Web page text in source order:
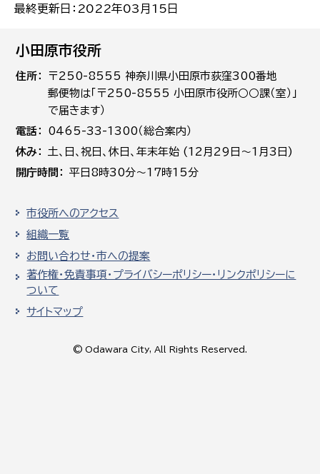
最終更新日：2022年03月15日
小田原市役所
住所
〒250-8555 神奈川県小田原市荻窪300番地
郵便物は「〒250-8555 小田原市役所○○課（室）」
で届きます）
電話
0465-33-1300（総合案内）
休み
土､日､祝日、休日、年末年始 (12月29日～1月3日)
開庁時間
平日8時30分～17時15分
市役所へのアクセス
組織一覧
お問い合わせ・市への提案
著作権・免責事項・プライバシーポリシー・リンクポリシーに
ついて
サイトマップ
© Odawara City, All Rights Reserved.